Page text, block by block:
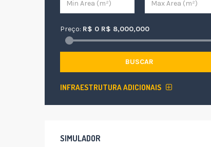
Preço: R$ 0 R$ 8,000,000
BUSCAR
INFRAESTRUTURA ADICIONAIS
SIMULADOR